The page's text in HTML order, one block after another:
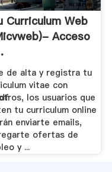
Curriculum Web
Acceso
de alta y registra tu
vitae con
los usuarios que
tu curriculum online
enviarte emails,
ofertas de
y ...